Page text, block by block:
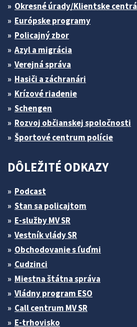
Okresné úrady/Klientske centrá
Európske programy
Policajný zbor
Azyl a migrácia
Verejná správa
Hasiči a záchranári
Krízové riadenie
Schengen
Rozvoj občianskej spoločnosti
Športové centrum polície
DÔLEŽITÉ ODKAZY
Podcast
Stan sa policajtom
E-služby MV SR
Vestník vlády SR
Obchodovanie s ľuďmi
Cudzinci
Miestna štátna správa
Vládny program ESO
Call centrum MV SR
E-trhovisko